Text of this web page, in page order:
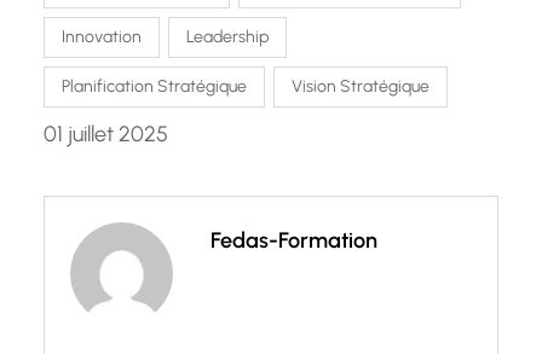
Innovation Leadership
Planification Stratégique Vision Stratégique
01 juillet 2025
Fedas-Formation